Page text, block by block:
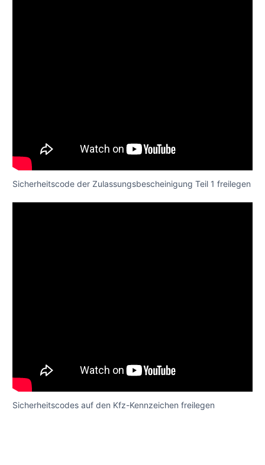
Sicherheitscode der Zulassungsbescheinigung Teil 1 freilegen
Sicherheitscodes auf den Kfz-Kennzeichen freilegen